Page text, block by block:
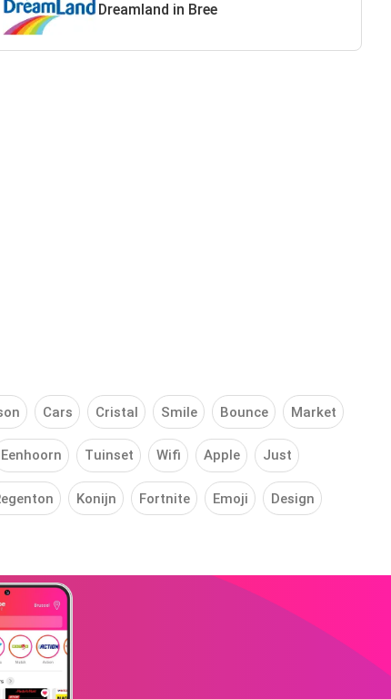
Dreamland in Bree
Cars Cristal Smile Bounce Market
Eenhoorn Tuinset Wifi Apple Just
Konijn Fortnite Emoji Design